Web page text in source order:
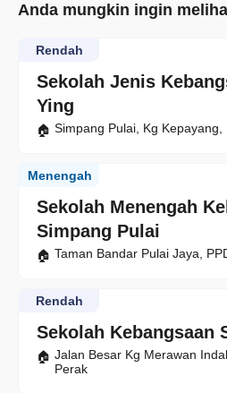
Anda mungkin ingin
Sekolah Jenis
Ying
Rendah
Simpang Pulai, Kg
Sekolah Menengah
Simpang Pulai
Menengah
Taman Bandar Pulai Jaya,
Sekolah Kebangsaan
Rendah
Jalan Besar Kg Merawan
Perak